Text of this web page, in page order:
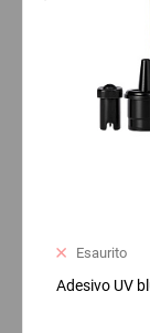
Esaurito
Adesivo UV